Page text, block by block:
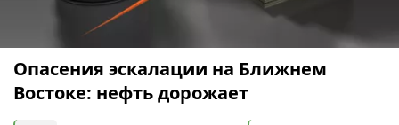
Опасения эскалации на Ближнем
Востоке: нефть дорожает